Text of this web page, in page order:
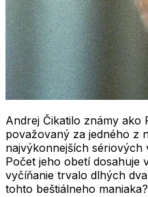
Andrej Čikatilo známy ako
považovaný za jedného z
najvýkonnejších
Počet jeho obetí dosahuje
vyčíňanie trvalo dlhých
tohto beštiálneho maniaka?